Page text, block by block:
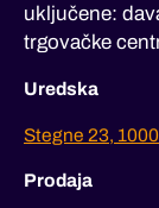
uključene:
trgovačke
Uredska
Stegne 23,
Prodaja